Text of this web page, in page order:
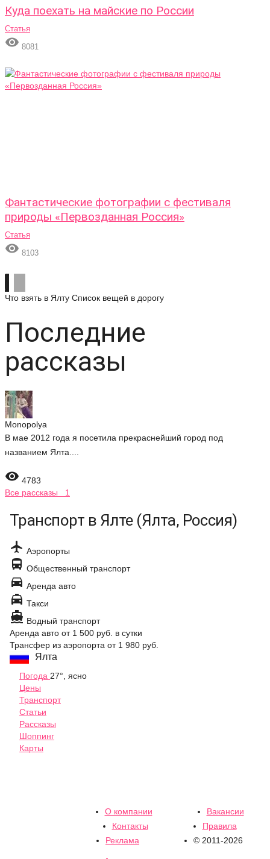
Куда поехать на майские по России
Статья
 8081
Фантастические фотографии с фестиваля
природы «Первозданная Россия»
Статья
 8103
Что взять в Ялту Список вещей в дорогу
Последние
рассказы
Monopolya
В мае 2012 года я посетила прекраснейший город под
названием Ялта....
 4783
Все рассказы 1
Транспорт в Ялте (Ялта, Россия)
 Аэропорты
 Общественный транспорт
 Аренда авто
 Такси
 Водный транспорт
Аренда авто от 1 500 руб. в сутки
Трансфер из аэропорта от 1 980 руб.
Ялта
Погода 27°, ясно
Цены
Транспорт
Статьи
Рассказы
Шоппинг
Карты
О компании
Вакансии
Контакты
Правила
Реклама
© 2011-2026